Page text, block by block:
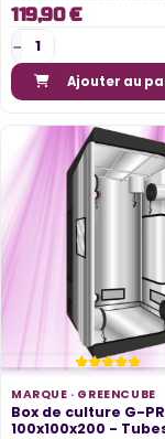
119,90 €
Ajouter au
MARQUE · GREENCUBE
Box de culture G-
100x100x200 -